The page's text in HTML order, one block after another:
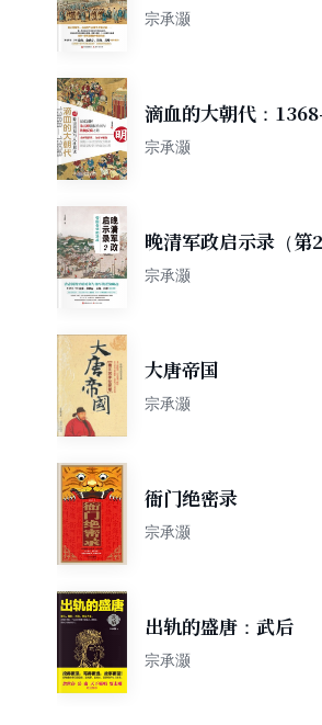
被砍断的龙旗
宗承灏
滴血的大朝代：
政治困局与人性解读
宗承灏
晚清军政启示录（第2
帝国命运的决战
宗承灏
大唐帝国
宗承灏
衙门绝密录
宗承灏
出轨的盛唐：武后
宗承灏